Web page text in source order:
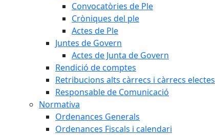
Convocatòries de Ple
Cròniques del ple
Actes de Ple
Juntes de Govern
Actes de Junta de Govern
Rendició de comptes
Retribucions alts càrrecs i càrrecs electes
Responsable de Comunicació
Normativa
Ordenances Generals
Ordenances Fiscals i calendari